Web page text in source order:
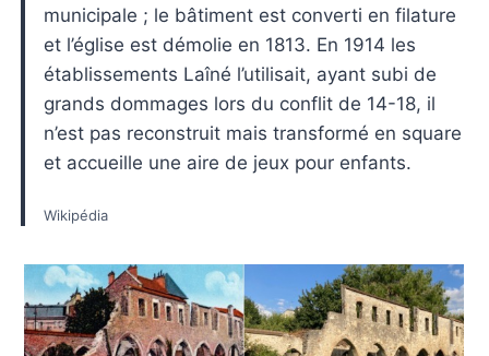
municipale ; le bâtiment est converti en filature
et l’église est démolie en 1813. En 1914 les
établissements Laîné l’utilisait, ayant subi de
grands dommages lors du conflit de 14-18, il
n’est pas reconstruit mais transformé en square
et accueille une aire de jeux pour enfants.
Wikipédia